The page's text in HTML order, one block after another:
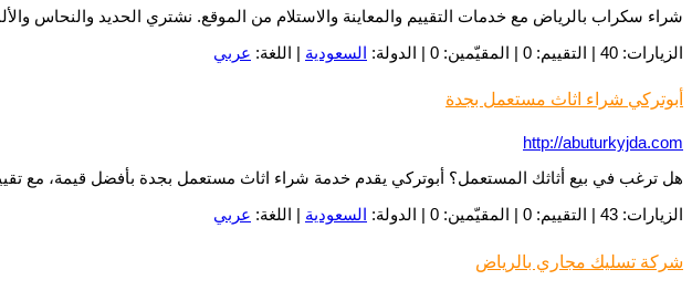
شراء سكراب بالرياض مع خدمات التقييم والمعاينة والاستلام من الموقع. نشتري الحديد والنحاس
الزيارات: 40 | التقييم: 0 | المقيّمين: 0 | الدولة:
السعودية | اللغة: عربي
أبوتركي شراء اثاث مستعمل بجدة
http://abuturkyjda.com
هل ترغب في بيع أثاثك المستعمل؟ أبوتركي يقدم خدمة شراء اثاث مستعمل بجدة بأفضل قيمة، مع
الزيارات: 43 | التقييم: 0 | المقيّمين: 0 | الدولة:
السعودية | اللغة: عربي
شركة تسليك مجاري بالرياض